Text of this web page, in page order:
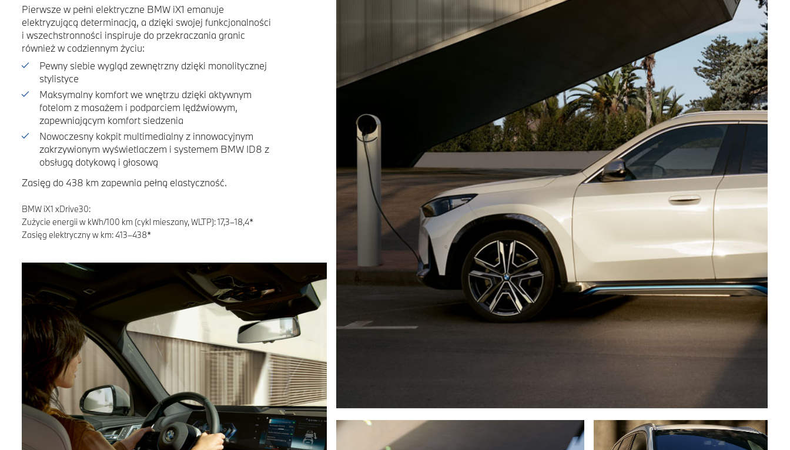
Pierwsze w pełni elektryczne BMW iX1 emanuje
elektryzującą determinacją, a dzięki swojej funkcjonalności
i wszechstronności inspiruje do przekraczania granic
również w codziennym życiu:
Pewny siebie wygląd zewnętrzny dzięki monolitycznej
stylistyce
Maksymalny komfort we wnętrzu dzięki aktywnym
fotelom z masażem i podparciem lędźwiowym,
zapewniającym komfort siedzenia
Nowoczesny kokpit multimedialny z innowacyjnym
zakrzywionym wyświetlaczem i systemem BMW ID8 z
obsługą dotykową i głosową
Zasięg do 438 km zapewnia pełną elastyczność.
BMW iX1 xDrive30:
Zużycie energii w kWh/100 km (cykl mieszany, WLTP): 17,3–18,4*
Zasięg elektryczny w km: 413–438*